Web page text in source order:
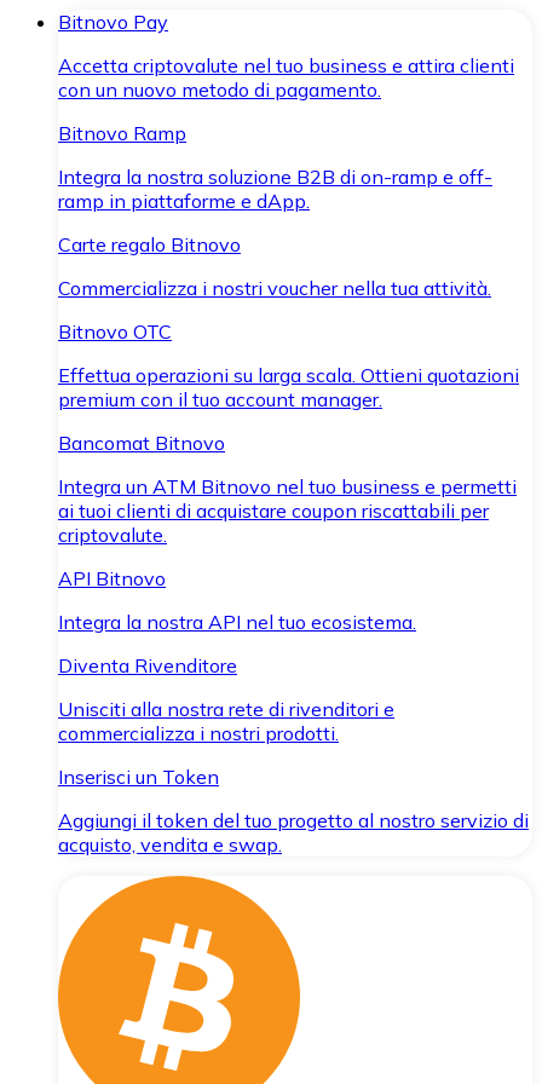
Bitnovo Pay
Accetta criptovalute nel tuo business e attira clienti
con un nuovo metodo di pagamento.
Bitnovo Ramp
Integra la nostra soluzione B2B di on-ramp e off-
ramp in piattaforme e dApp.
Carte regalo Bitnovo
Commercializza i nostri voucher nella tua attività.
Bitnovo OTC
Effettua operazioni su larga scala. Ottieni quotazioni
premium con il tuo account manager.
Bancomat Bitnovo
Integra un ATM Bitnovo nel tuo business e permetti
ai tuoi clienti di acquistare coupon riscattabili per
criptovalute.
API Bitnovo
Integra la nostra API nel tuo ecosistema.
Diventa Rivenditore
Unisciti alla nostra rete di rivenditori e
commercializza i nostri prodotti.
Inserisci un Token
Aggiungi il token del tuo progetto al nostro servizio di
acquisto, vendita e swap.